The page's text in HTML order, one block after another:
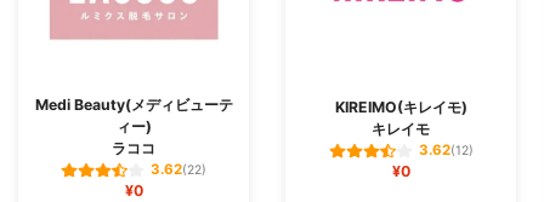
Medi Beauty(メディビューテ
ィー)
ラココ
3.62(22)
¥0
KIREIMO(キレイモ)
キレイモ
3.62(12)
¥0